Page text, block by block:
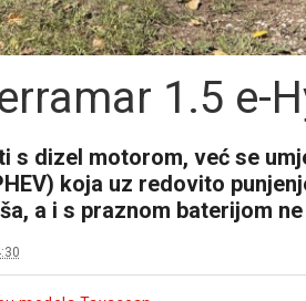
1.5 e-
s dizel motorom, već se
koja uz redovito
a i s praznom baterijom